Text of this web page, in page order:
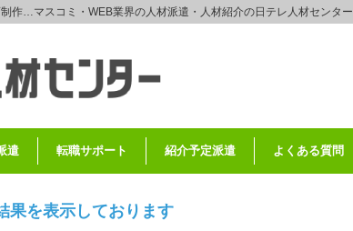
作…マスコミ・WEB業界の人材派遣・人材紹介の日テレ人材センター
遣 転職サポート 紹介予定派遣 よくある質問
果を表示しております